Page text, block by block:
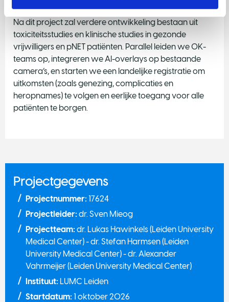
Na dit project zal verdere ontwikkeling bestaan uit
toxiciteitsstudies en klinische studies in gezonde
vrijwilligers en pNET patiënten. Parallel leiden we OK-
teams op, integreren we AI-overlays op bestaande
camera’s, en starten we een landelijke registratie om
uitkomsten (zoals genezing, complicaties en
heropnames) te volgen en eerlijke toegang voor alle
patiënten te borgen.
Projectgegevens
Projectnummer: 17624
Projectleider: dr. Sven Mieog
Projectteam: dr. Lukas Hawinkels (Leiden University
Medical Center) - dr. Stefan Harmsen (Leiden
University Medical Center) - dr. Alexander
Vahrmeijer (Leiden University Medical Center)
Instituut: LUMC Leiden
Startdatum: 1 oktober 2026